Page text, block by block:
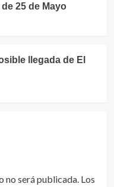
25 de Mayo
llegada de El
no será publicada. Los